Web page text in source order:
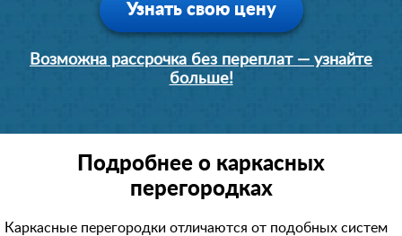
Узнать свою цену
Возможна рассрочка без переплат — узнайте
больше!
Подробнее о каркасных
перегородках
Каркасные перегородки отличаются от подобных систем